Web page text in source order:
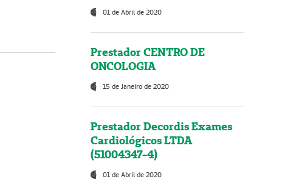
01 de Abril de 2020
Prestador CENTRO DE
ONCOLOGIA
15 de Janeiro de 2020
Prestador Decordis Exames
Cardiológicos LTDA
(51004347-4)
01 de Abril de 2020